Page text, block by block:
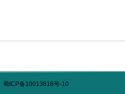
蜀ICP备10013818号-10